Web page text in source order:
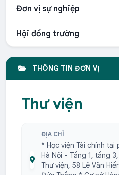
Đơn vị sự nghiệp
Hội đồng trường
THÔNG TIN ĐƠN VỊ
Thư viện
ĐỊA CHỈ
* Học viện Tài chính
Hà Nội - Tầng 1, tầng
Thư viện, 58 Lê Văn